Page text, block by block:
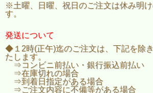
※土曜、日曜、祝日のご注文は休み明
す。
発送について
◆１2時(正午)迄のご注文は、下記を除
たします。
⇒コンビニ前払い・銀行振込前払い
⇒在庫切れの場合
⇒到着日指定がある場合
⇒ご注文内容に不備等がある場合